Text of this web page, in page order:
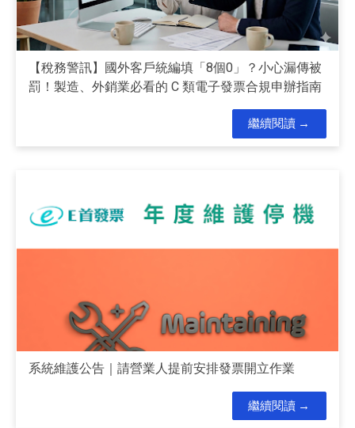
【稅務警訊】國外客戶統編填「8個0」？小心漏傳被
罰！製造、外銷業必看的 C 類電子發票合規申辦指南
繼續閱讀
系統維護公告｜請營業人提前安排發票開立作業
繼續閱讀